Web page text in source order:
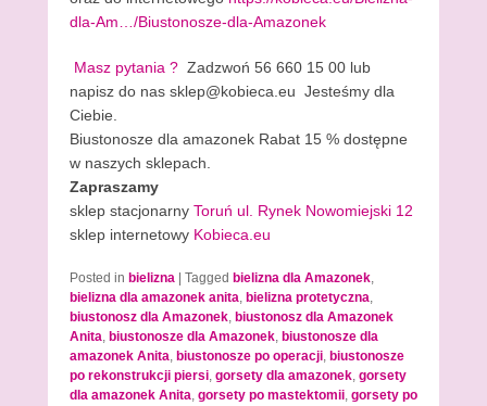
dla-Am…/Biustonosze-dla-Amazonek
Masz pytania ? Zadzwoń 56 660 15 00 lub
napisz do nas sklep@kobieca.eu Jesteśmy dla
Ciebie.
Biustonosze dla amazonek Rabat 15 % dostępne
w naszych sklepach.
Zapraszamy
sklep stacjonarny Toruń ul. Rynek Nowomiejski 12
sklep internetowy Kobieca.eu
Posted in bielizna Tagged bielizna dla Amazonek,
bielizna dla amazonek anita, bielizna protetyczna,
biustonosz dla Amazonek, biustonosz dla Amazonek
Anita, biustonosze dla Amazonek, biustonosze dla
amazonek Anita, biustonosze po operacji, biustonosze
po rekonstrukcji piersi, gorsety dla amazonek, gorsety
dla amazonek Anita, gorsety po mastektomii, gorsety po